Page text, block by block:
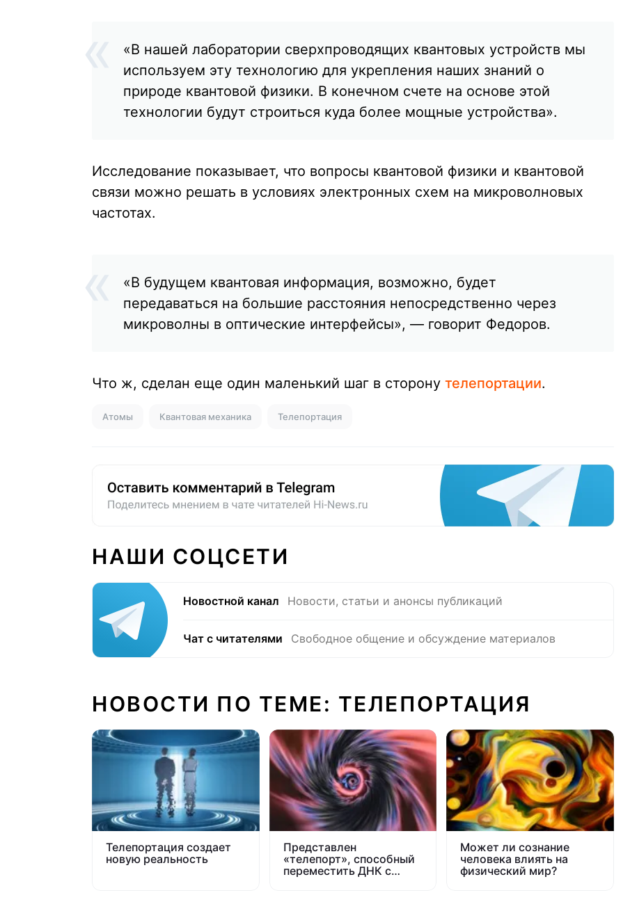
«В нашей лаборатории сверхпроводящих квантовых устройств мы
используем эту технологию для укрепления наших знаний о
природе квантовой физики. В конечном счете на основе этой
технологии будут строиться куда более мощные устройства».
Исследование показывает, что вопросы квантовой физики и квантовой
связи можно решать в условиях электронных схем на микроволновых
частотах.
«В будущем квантовая информация, возможно, будет
передаваться на большие расстояния непосредственно через
микроволны в оптические интерфейсы», — говорит Федоров.
Что ж, сделан еще один маленький шаг в сторону телепортации.
Атомы Квантовая механика Телепортация
НАШИ СОЦСЕТИ
Новостной канал Новости, статьи и анонсы публикаций
Чат с читателями Свободное общение и обсуждение материалов
НОВОСТИ ПО ТЕМЕ: ТЕЛЕПОРТАЦИЯ
Телепортация создает
новую реальность
Представлен
«телепорт», способный
переместить ДНК с
Может ли сознание
человека влиять на
физический мир?